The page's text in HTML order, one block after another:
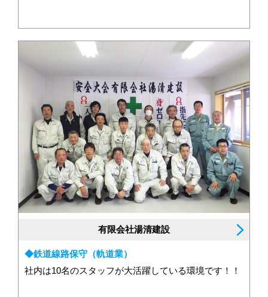
有限会社湯清建設
◆鉄道線路保守（軌道業）
社内は10名のスタッフが大活躍している環境です！！